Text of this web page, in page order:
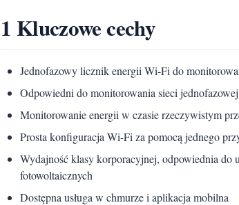
1 Kluczowe cechy
Jednofazowy licznik energii Wi-Fi do
Odpowiedni do monitorowania sieci
Monitorowanie energii w czasie rzeczywistym
Prosta konfiguracja Wi-Fi za pomocą jednego
Wydajność klasy korporacyjnej, odpowiednia do
fotowoltaicznych
Dostępna usługa w chmurze i aplikacja mobilna